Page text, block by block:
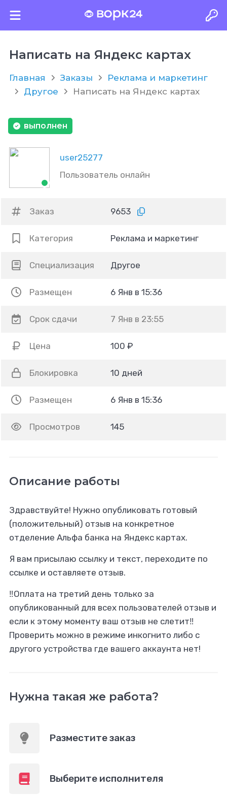
Написать на Яндекс картах
Главная Заказы
Реклама и маркетинг
Другое
Написать на Яндекс картах
user25277
Пользователь онлайн
выполнен
Заказ 9653
Категория Реклама и маркетинг
Специализация Другое
Размещен 6 Янв в 15:36
Срок сдачи 7 Янв в 23:55
Цена 100 ₽
Блокировка 10 дней
Размещен 6 Янв в 15:36
Просмотров 145
Описание работы
Здравствуйте! Нужно опубликовать готовый
(положительный) отзыв на конкретное
отделение Альфа банка на Яндекс картах.
Я вам присылаю ссылку и текст, переходите по
ссылке и оставляете отзыв.
‼️Оплата на третий день только за
опубликованный для всех пользователей отзыв и
если к этому моменту ваш отзыв не слетит‼️
Проверить можно в режиме инкогнито либо с
другого устройства где вашего аккаунта нет!
Нужна такая же работа?
Разместите заказ
Выберите исполнителя